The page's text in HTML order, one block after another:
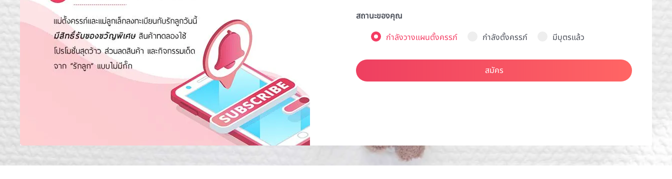
สถานะของคุณ
กำลังวางแผนตั้งครรภ์
กำลังตั้งครรภ์ มีบุตรแล้ว
สมัคร